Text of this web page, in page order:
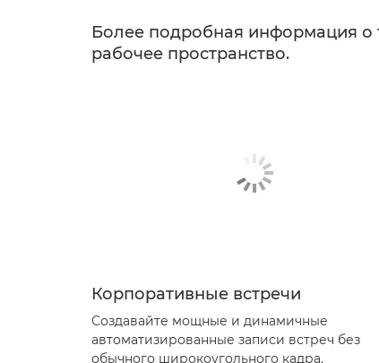
Более подробная информация о
рабочее пространство.
Корпоративные встречи
Создавайте мощные и динамичные
автоматизированные записи встреч без
обычного широкоугольного кадра.